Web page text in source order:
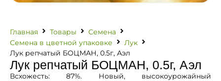
Главная Товары
Семена
Семена в цветной упаковке
Лук
Лук репчатый БОЦМАН, 0.5г, Аэл
Лук репчатый БОЦМАН, 0.5г, Аэл
Всхожесть: 87%. Новый, высокоурожайный